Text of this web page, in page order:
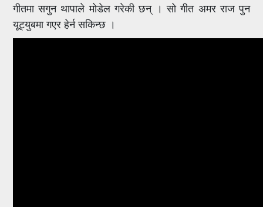
गीतमा सगुन थापाले मोडेल गरेकी छन् । सो गीत अमर राज पुन
यूट्युबमा गएर हेर्न सकिन्छ ।